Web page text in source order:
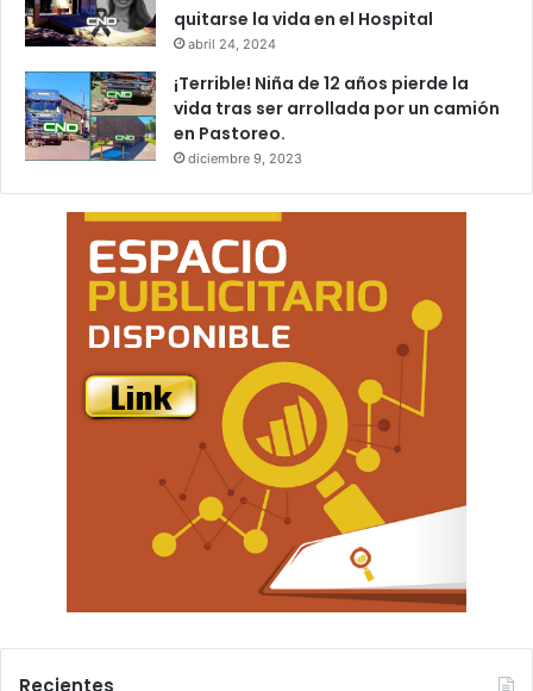
quitarse la vida en el Hospital
abril 24, 2024
¡Terrible! Niña de 12 años pierde la
vida tras ser arrollada por un camión
en Pastoreo.
diciembre 9, 2023